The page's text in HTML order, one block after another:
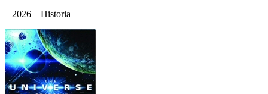
2026 Historia